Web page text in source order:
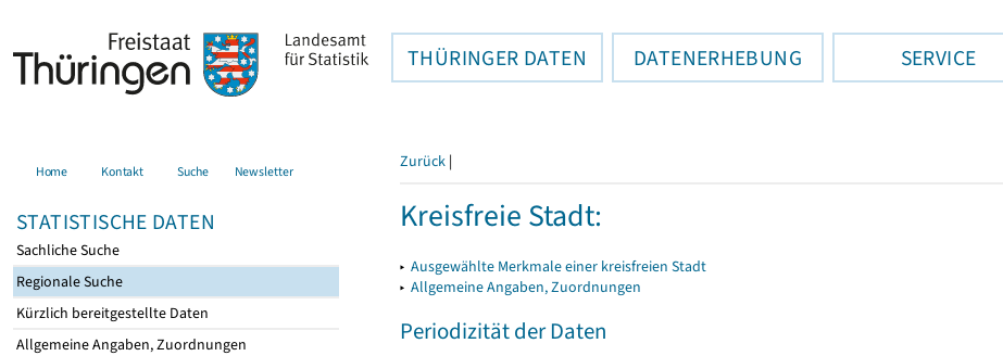
THÜRINGER DATEN DATENERHEBUNG SERVICE
Home Kontakt Suche Newsletter
STATISTISCHE DATEN
Sachliche Suche
Regionale Suche
Kürzlich bereitgestellte Daten
Allgemeine Angaben, Zuordnungen
Zurück |
Kreisfreie Stadt:
▸ Ausgewählte Merkmale einer kreisfreien Stadt
▸ Allgemeine Angaben, Zuordnungen
Periodizität der Daten